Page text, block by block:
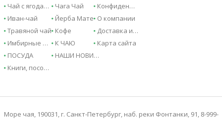
Чай с ягодами и фруктами
Чага Чай
Иван-чай
Йерба Мате
Травяной чай Кофе
Имбирные напитки
К ЧАЮ
ПОСУДА
НАШИ НОВИНКИ
Книги, пособия, справочники
Конфиденциальность
О компании
Доставка и оплата
Карта сайта
Море чая, 190031, г. Санкт-Петербург, наб. реки Фонтанки, 91, 8-999-